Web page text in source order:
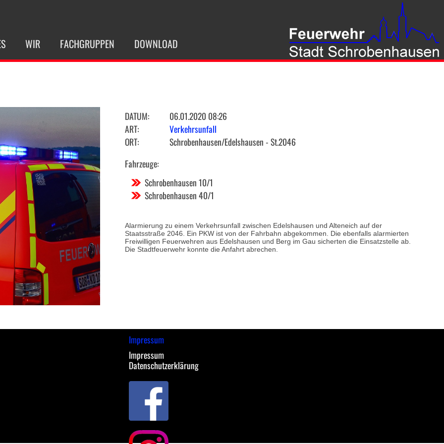
WIR FACHGRUPPEN DOWNLOAD
DATUM:
06.01.2020 08:26
ART:
Verkehrsunfall
ORT:
Schrobenhausen/Edelshausen - St.2046
Fahrzeuge:
Schrobenhausen 10/1
Schrobenhausen 40/1
Alarmierung zu einem Verkehrsunfall zwischen Edelshausen und Alteneich auf der
Staatsstraße 2046. Ein PKW ist von der Fahrbahn abgekommen. Die ebenfalls alarmierten
Freiwilligen Feuerwehren aus Edelshausen und Berg im Gau sicherten die Einsatzstelle ab.
Die Stadtfeuerwehr konnte die Anfahrt abrechen.
Impressum
Impressum
Datenschutzerklärung